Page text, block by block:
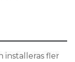
installeras fler